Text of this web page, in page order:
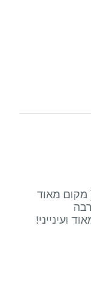
מקום מאוד